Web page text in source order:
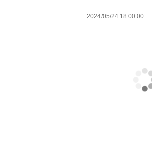
2024/05/24 18:00:00